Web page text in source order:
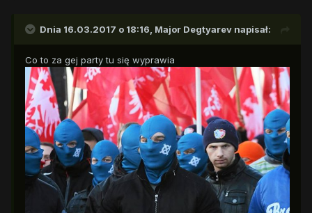
Dnia 16.03.2017 o 18:16, Major Degtyarev napisał:
Co to za gej party tu się wyprawia